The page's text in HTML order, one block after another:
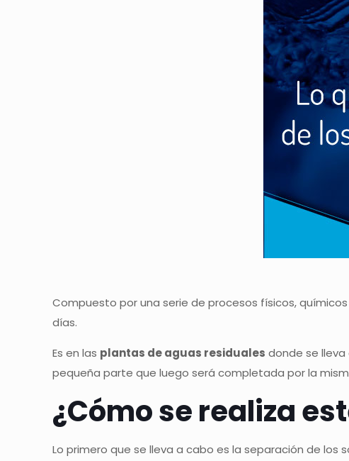
Compuesto por una serie de procesos físicos,
días.
Es en las plantas de aguas residuales donde se
pequeña parte que luego será completada por la
¿Cómo se realiza
Lo primero que se lleva a cabo es la separación de